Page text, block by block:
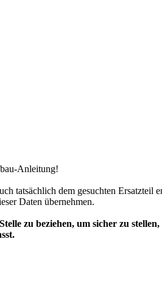
Anleitung!
tatsächlich dem gesuchten
Daten übernehmen.
zu beziehen, um sicher zu